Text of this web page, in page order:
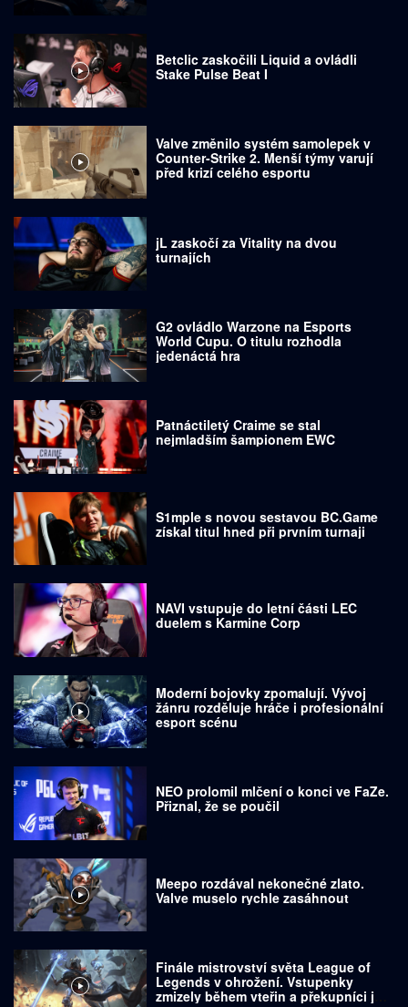
Betclic zaskočili Liquid a ovládli
Stake Pulse Beat I
Valve změnilo systém samolepek v
Counter-Strike 2. Menší týmy varují
před krizí celého esportu
jL zaskočí za Vitality na dvou
turnajích
G2 ovládlo Warzone na Esports
World Cupu. O titulu rozhodla
jedenáctá hra
Patnáctiletý Craime se stal
nejmladším šampionem EWC
S1mple s novou sestavou BC.Game
získal titul hned při prvním turnaji
NAVI vstupuje do letní části LEC
duelem s Karmine Corp
Moderní bojovky zpomalují. Vývoj
žánru rozděluje hráče i profesionální
esport scénu
NEO prolomil mlčení o konci ve FaZe.
Přiznal, že se poučil
Meepo rozdával nekonečné zlato.
Valve muselo rychle zasáhnout
Finále mistrovství světa League of
Legends v ohrožení. Vstupenky
zmizely během vteřin a překupníci je